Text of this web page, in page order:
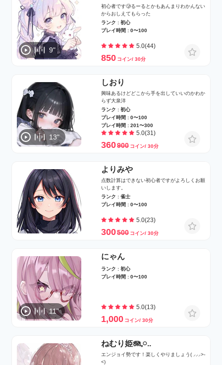
9"
初心者です🥲るーるとかもあんまりわかんない
からおしえてもらった
ランク : 初心
プレイ時間 : 0〜100
5.0(44)
850 コイン/ 30分
13"
しおり
興味あるけどどこから手を出していいのかわか
らず大泉洋
ランク : 初心
プレイ時間 : 0〜100
プレイ時間 : 201〜300
5.0(31)
360900 コイン/ 30分
よりみや
点数計算はできない初心者ですがよろしくお願
いします。
ランク : 雀士
プレイ時間 : 0〜100
5.0(23)
300500 コイン/ 30分
11"
にゃん
ランク : 初心
プレイ時間 : 0〜100
5.0(13)
1,000 コイン/ 30分
ねむり姫🪼‪𓈒𓏸..
エンジョイ勢です！楽しくやりましょう( ⸝⸝⸝˃֊
˂)